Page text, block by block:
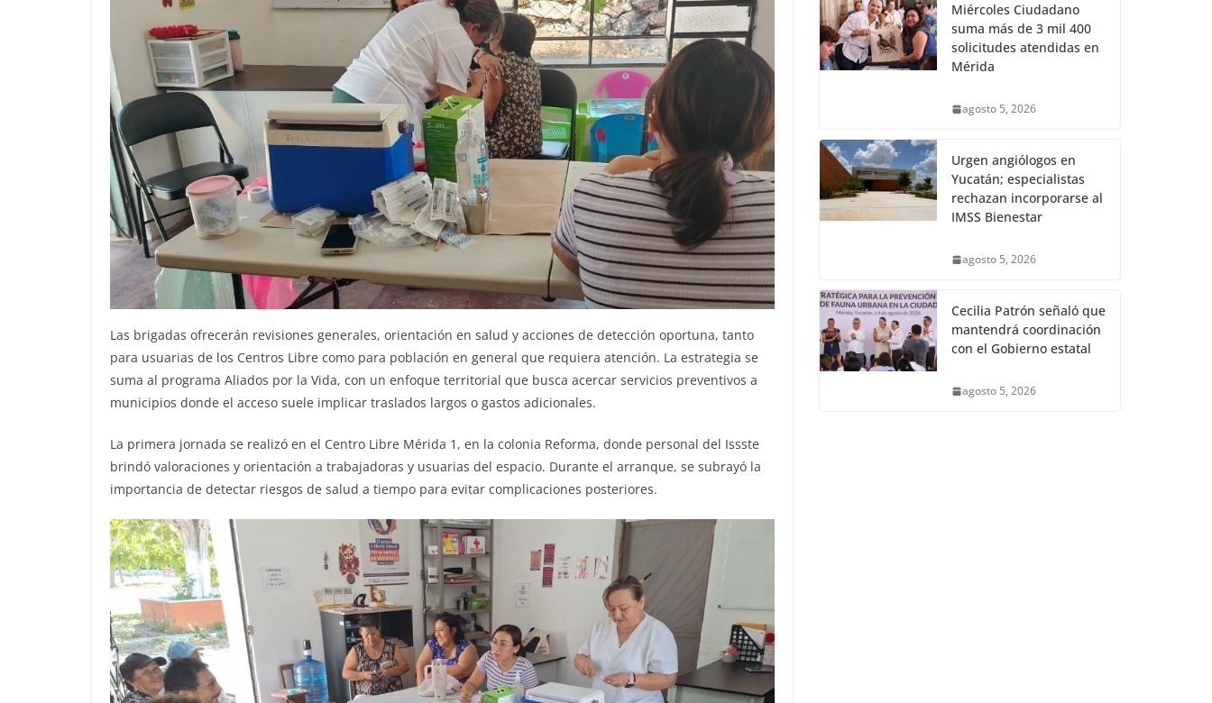
Las brigadas ofrecerán revisiones generales, orientación en salud y acciones de detección oportuna, tanto
para usuarias de los Centros Libre como para población en general que requiera atención. La estrategia se
suma al programa Aliados por la Vida, con un enfoque territorial que busca acercar servicios preventivos a
municipios donde el acceso suele implicar traslados largos o gastos adicionales.
La primera jornada se realizó en el Centro Libre Mérida 1, en la colonia Reforma, donde personal del Issste
brindó valoraciones y orientación a trabajadoras y usuarias del espacio. Durante el arranque, se subrayó la
importancia de detectar riesgos de salud a tiempo para evitar complicaciones posteriores.
Miércoles Ciudadano
suma más de 3 mil 400
solicitudes atendidas en
Mérida
agosto 5, 2026
Urgen angiólogos en
Yucatán; especialistas
rechazan incorporarse al
IMSS Bienestar
agosto 5, 2026
Cecilia Patrón señaló que
mantendrá coordinación
con el Gobierno estatal
agosto 5, 2026